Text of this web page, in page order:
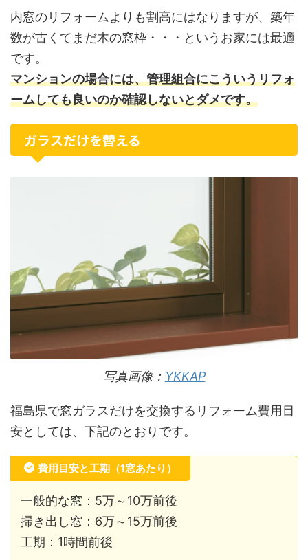
内窓のリフォームよりも割高にはなりますが、築年
数が古くてまだ木の窓枠・・・というお家には最適
です。
マンションの場合には、管理組合にこういうリフォ
ームしても良いのか確認しないとダメです。
ガラスだけを替える
写真画像： YKKAP
福島県で窓ガラスだけを交換するリフォーム費用目
安としては、下記のとおりです。
費用目安と工期（1窓あたり）
一般的な窓：5万～10万前後
掃き出し窓：6万～15万前後
工期：1時間前後